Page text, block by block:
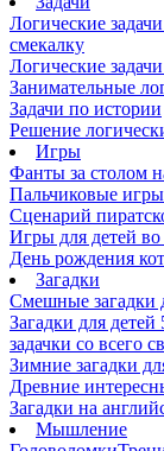
Логические
смекалку
Логические
Занимательные
Задачи по истории
Решение
Игры
Фанты за столом
Пальчиковые
Сценарий
Игры для детей
День рождения
Загадки
Смешные загадки
Загадки для
задачки со всего
Зимние загадки
Древние
Загадки на
Мышление